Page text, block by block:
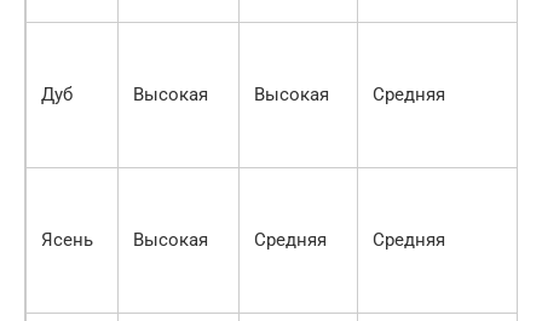
Дуб Высокая Высокая Средняя
Ясень Высокая Средняя Средняя